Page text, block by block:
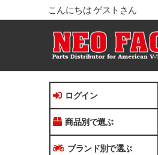
こんにちは ゲストさん
ログイン
商品別で選ぶ
ブランド別で選ぶ